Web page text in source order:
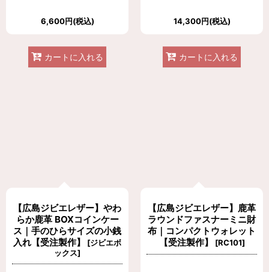
6,600円(税込)
カートに入れる
14,300円(税込)
カートに入れる
【広島ジビエレザー】やわ
らか鹿革 BOXコインケー
ス｜手のひらサイズの小銭
入れ【受注製作】
[ジビエボ
ックス]
【広島ジビエレザー】鹿革
ラウンドファスナーミニ財
布｜コンパクトウォレット
【受注製作】
[RC101]